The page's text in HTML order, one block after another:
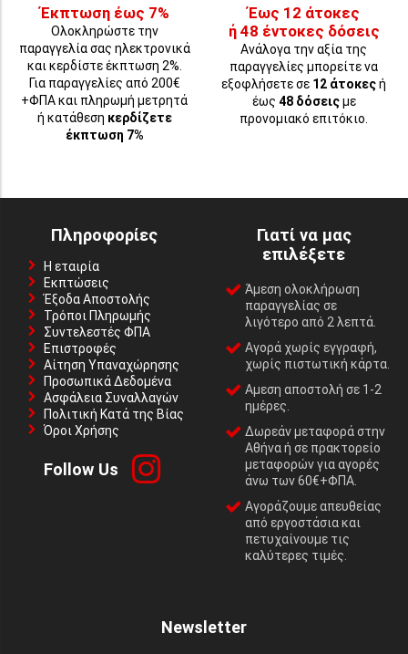
Έκπτωση έως 7%
Ολοκληρώστε την
παραγγελία σας ηλεκτρονικά
και κερδίστε έκπτωση 2%.
Για παραγγελίες από 200€
+ΦΠΑ και πληρωμή μετρητά
ή κατάθεση κερδίζετε
έκπτωση 7%
Έως 12 άτοκες
ή 48 έντοκες δόσεις
Ανάλογα την αξία της
παραγγελίες μπορείτε να
εξοφλήσετε σε 12 άτοκεςή
έως 48 δόσειςμε
προνομιακό επιτόκιο.
Πληροφορίες
Η εταιρία
Εκπτώσεις
Έξοδα Αποστολής
Τρόποι Πληρωμής
Συντελεστές ΦΠΑ
Επιστροφές
Αίτηση Υπαναχώρησης
Προσωπικά Δεδομένα
Ασφάλεια Συναλλαγών
Πολιτική Κατά της Βίας
Όροι Χρήσης
Follow Us
Γιατί να μας
επιλέξετε
Άμεση ολοκλήρωση
παραγγελίας σε
λιγότερο από 2 λεπτά.
Αγορά χωρίς εγγραφή,
χωρίς πιστωτική κάρτα.
Αμεση αποστολή σε 1-2
ημέρες.
Δωρεάν μεταφορά στην
Αθήνα ή σε πρακτορείο
μεταφορών για αγορές
άνω των 60€+ΦΠΑ.
Αγοράζουμε απευθείας
από εργοστάσια και
πετυχαίνουμε τις
καλύτερες τιμές.
Newsletter